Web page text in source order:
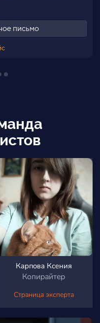
письмо
Карпова Ксения
Копирайтер
Страница эксперта